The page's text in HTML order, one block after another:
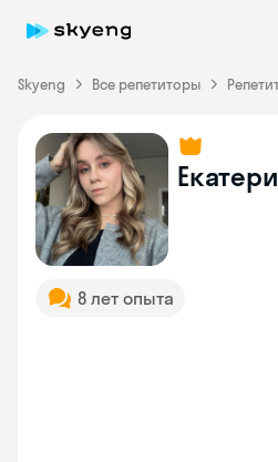
Skyeng Все репетиторы
8 лет опыта
Skyeng Chat
online